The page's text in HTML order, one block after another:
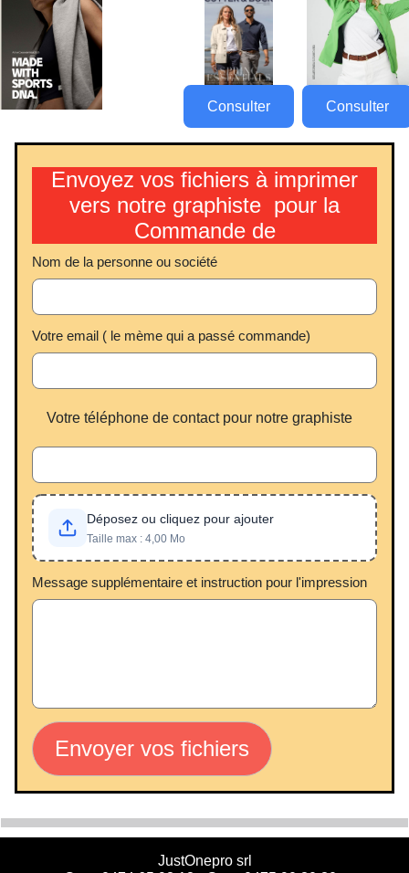
Consulter Consulter
Envoyez vos fichiers à imprimer
vers notre graphiste pour la
Commande de
Nom de la personne ou société
Votre email ( le mème qui a passé commande)
Votre téléphone de contact pour notre graphiste
Déposez ou cliquez pour ajouter
Taille max : 4,00 Mo
Message supplémentaire et instruction pour l'impression
Envoyer vos fichiers
JustOnepro srl